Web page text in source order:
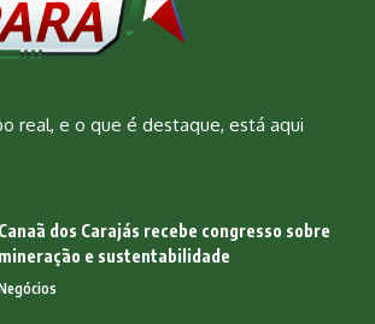
real, e o que é destaque, está aqui
Canaã dos Carajás recebe congresso sobre
mineração e sustentabilidade